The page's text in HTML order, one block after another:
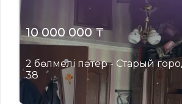
10 000 000 ₸
2 бөлмелі пәтер - Старый
38